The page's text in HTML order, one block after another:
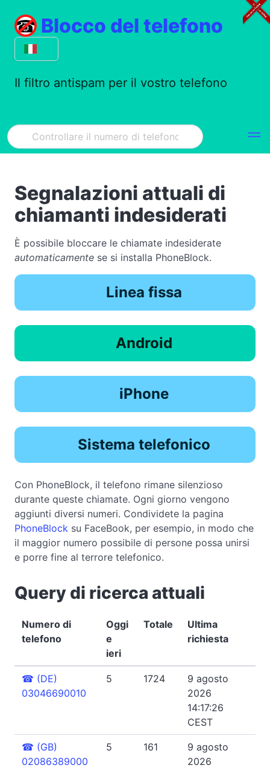
Blocco del telefono
Il filtro antispam per il vostro telefono
Segnalazioni attuali di
chiamanti indesiderati
È possibile bloccare le chiamate indesiderate
automaticamente se si installa PhoneBlock.
Linea fissa
Android
iPhone
Sistema telefonico
Con PhoneBlock, il telefono rimane silenzioso
durante queste chiamate. Ogni giorno vengono
aggiunti diversi numeri. Condividete la pagina
PhoneBlock su FaceBook, per esempio, in modo che
il maggior numero possibile di persone possa unirsi
e porre fine al terrore telefonico.
Query di ricerca attuali
Numero di
telefono
Oggi
e
ieri
Totale
Ultima
richiesta
☎ (DE)
03046690010
5 1724
9 agosto
2026
14:17:26
CEST
☎ (GB)
02086389000
5 161
9 agosto
2026